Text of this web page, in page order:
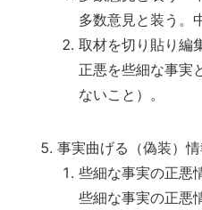
多数意見と装う。
取材を切り貼り編
正悪を些細な事実
ないこと）。
事実曲げる（偽装）
些細な事実の正悪
些細な事実の正悪